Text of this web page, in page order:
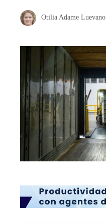
Otilia Adame Luevano